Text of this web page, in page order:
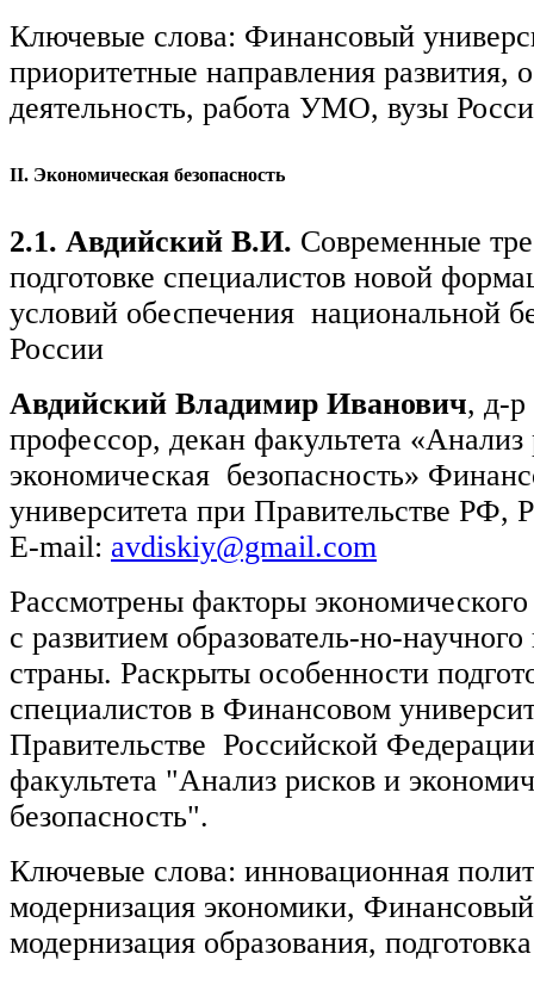
Ключевые слова: Финансовый
приоритетные направления развития,
деятельность, работа УМО, вузы
II. Экономическая безопасность
2.1. Авдийский В.И. Современные
подготовке специалистов новой
условий обеспечения национальной
России
Авдийский Владимир Иванович, д-
профессор, декан факультета «Анализ
экономическая безопасность»
университета при Правительстве РФ,
E-mail: avdiskiy@gmail.com
Рассмотрены факторы
с развитием образователь-но-
страны. Раскрыты особенности
специалистов в Финансовом
Правительстве Российской
факультета "Анализ рисков и
безопасность".
Ключевые слова: инновационная
модернизация экономики, Финансовый
модернизация образования,